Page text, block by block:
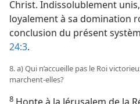
Christ. Indissolublement
loyalement à sa domination
conclusion du présent
24:3.
8. a) Qui n’accueille pas le Roi
marchent-​elles?
8